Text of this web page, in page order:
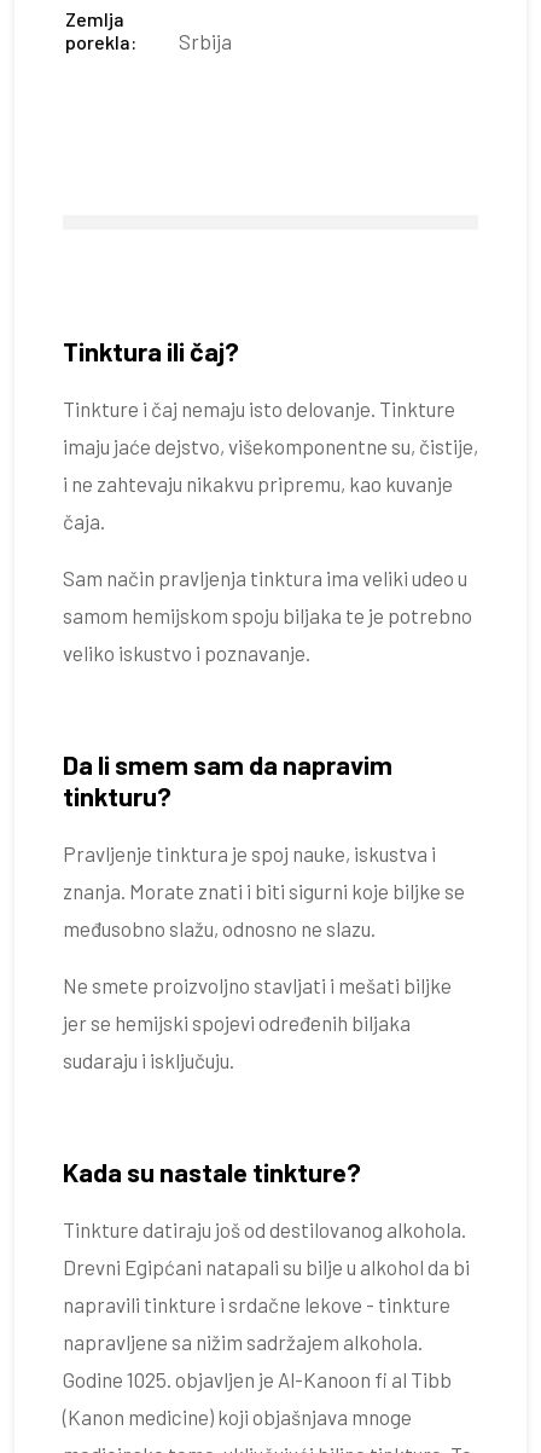
Zemlja
porekla:
Srbija
Tinktura ili čaj?
Tinkture i čaj nemaju isto delovanje. Tinkture
imaju jaće dejstvo, višekomponentne su, čistije,
i ne zahtevaju nikakvu pripremu, kao kuvanje
čaja.
Sam način pravljenja tinktura ima veliki udeo u
samom hemijskom spoju biljaka te je potrebno
veliko iskustvo i poznavanje.
Da li smem sam da napravim
tinkturu?
Pravljenje tinktura je spoj nauke, iskustva i
znanja. Morate znati i biti sigurni koje biljke se
međusobno slažu, odnosno ne slazu.
Ne smete proizvoljno stavljati i mešati biljke
jer se hemijski spojevi određenih biljaka
sudaraju i isključuju.
Kada su nastale tinkture?
Tinkture datiraju još od destilovanog alkohola.
Drevni Egipćani natapali su bilje u alkohol da bi
napravili tinkture i srdačne lekove - tinkture
napravljene sa nižim sadržajem alkohola.
Godine 1025. objavljen je Al-Kanoon fi al Tibb
(Kanon medicine) koji objašnjava mnoge